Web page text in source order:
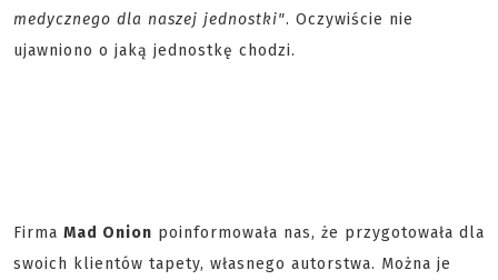
medycznego dla naszej jednostki". Oczywiście nie
ujawniono o jaką jednostkę chodzi.
Firma Mad Onion poinformowała nas, że przygotowała dla
swoich klientów tapety, własnego autorstwa. Można je